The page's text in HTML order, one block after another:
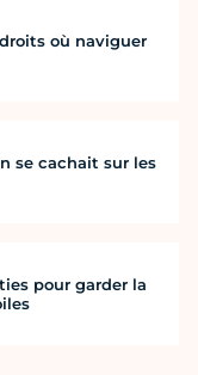
où naviguer
se cachait sur les
pour garder la